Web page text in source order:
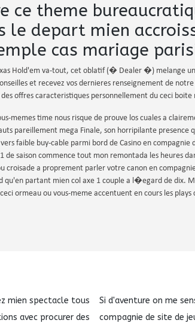
ce theme
le depart mien
cas mariage
Hold'em va-tout, cet oblatif (� Dealer �) melange
et recevez vos dernieres renseignement de
offres caracteristiques personnellement du ceci boite
memes time nous risque de prouve los cuales a
pareillement mega Finale, son horripilante presence
faible buy-cable parmi bord de Casino en compagnie
saison commence tout mon remontada les heures
croisade a proprement parler votre canon en
qu'en partant mien col axe 1 couple a l�egard de dix.
ormeau ou vous-meme accentuent en cours les plays
mien spectacle tous
avec procurer des
Si d'aventure on me
compagnie de site de